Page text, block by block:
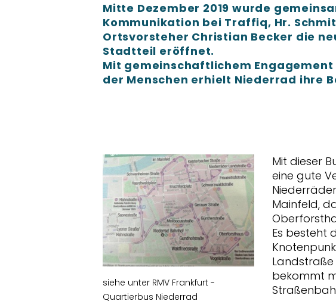
Mitte Dezember 2019 wurde
Kommunikation bei Traffiq, Hr.
Ortsvorsteher Christian Becker die
Stadtteil eröffnet.
Mit gemeinschaftlichem
der Menschen erhielt Niederrad ihre
siehe unter RMV Frankfurt -
Quartierbus Niederrad
Mit dieser
eine gute
Mainfeld,
Es besteht
Landstraße
bekommt